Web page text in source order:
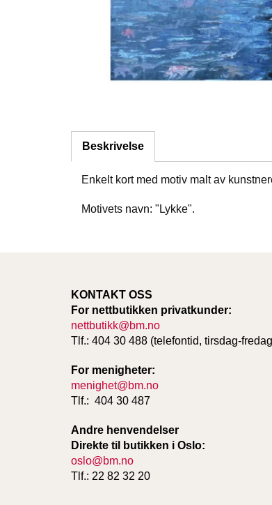
Beskrivelse
Enkelt kort med motiv malt av
Motivets navn: "Lykke".
KONTAKT OSS
For nettbutikken privatkunder:
nettbutikk@bm.no
Tlf.: 404 30 488 (telefontid, tirsdag-
For menigheter:
menighet@bm.no
Tlf.: 404 30 487
Andre henvendelser
Direkte til butikken i Oslo:
oslo@bm.no
Tlf.: 22 82 32 20